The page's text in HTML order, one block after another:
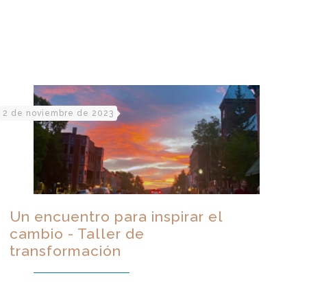
2 de noviembre de 2023
Un encuentro para inspirar el
cambio - Taller de
transformación